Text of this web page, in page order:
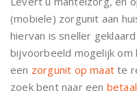
(mobiele) zorgunit aan
hiervan is sneller
bijvoorbeeld mogelijk om
een zorgunit op maat te
zoek bent naar een